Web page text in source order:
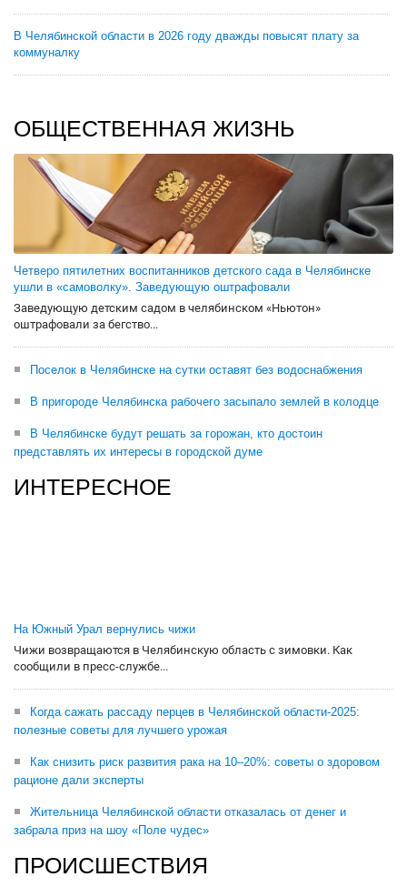
В Челябинской области в 2026 году дважды повысят плату за
коммуналку
ОБЩЕСТВЕННАЯ ЖИЗНЬ
Четверо пятилетних воспитанников детского сада в Челябинске
ушли в «самоволку». Заведующую оштрафовали
Заведующую детским садом в челябинском «Ньютон»
оштрафовали за бегство...
Поселок в Челябинске на сутки оставят без водоснабжения
В пригороде Челябинска рабочего засыпало землей в колодце
В Челябинске будут решать за горожан, кто достоин
представлять их интересы в городской думе
ИНТЕРЕСНОЕ
На Южный Урал вернулись чижи
Чижи возвращаются в Челябинскую область с зимовки. Как
сообщили в пресс-службе...
Когда сажать рассаду перцев в Челябинской области-2025:
полезные советы для лучшего урожая
Как снизить риск развития рака на 10–20%: советы о здоровом
рационе дали эксперты
Жительница Челябинской области отказалась от денег и
забрала приз на шоу «Поле чудес»
ПРОИСШЕСТВИЯ